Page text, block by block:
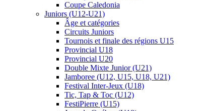
Coupe Caledonia
Juniors (U12-U21)
Âge et catégories
Circuits Juniors
Tournois et finale des régions U15
Provincial U18
Provincial U20
Double Mixte Junior (U21)
Jamboree (U12, U15, U18, U21)
Festival Inter-Jeux (U18)
Tic, Tap & Toc (U12)
FestiPierre (U15)